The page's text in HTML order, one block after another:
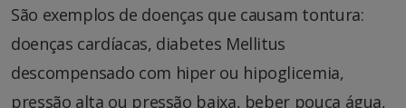
São exemplos de doenças que causam tontura:
doenças cardíacas, diabetes Mellitus
descompensado com hiper ou hipoglicemia,
pressão alta ou pressão baixa, beber pouca água,